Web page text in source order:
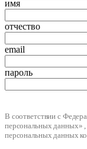
имя
отчество
email
пароль
В соответствии с
персональных данных» ,
персональных данных